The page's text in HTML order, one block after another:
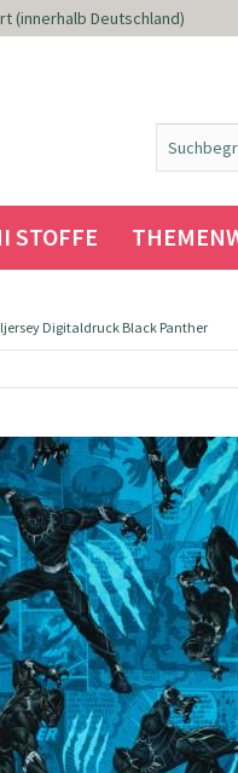
(innerhalb Deutschland)
STOFFE
Digitaldruck Black Panther